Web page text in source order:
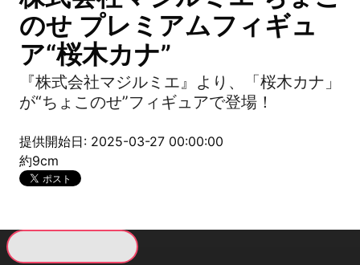
のせ プレミアムフィギュ
ア“桜木カナ”
『株式会社マジルミエ』より、「桜木カナ」
が“ちょこのせ”フィギュアで登場！
提供開始日: 2025-03-27 00:00:00
約9cm